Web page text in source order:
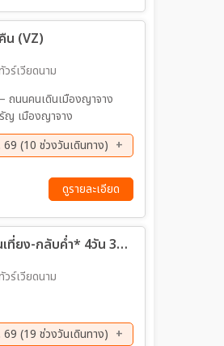
ต.ค. 69 - 26 ต.ค. 69
น (VZ)
วร์เวียดนาม
ถนนคนเดินเมืองญาจาง
ญ เมืองญาจาง
(10 ช่วงวันเดินทาง)
18 ก.ย. 69 - 20 ก.ย. 69
ดูรายละเอียด
ทัวร์เวียดนาม ซุปตาร์...ก็แดดมันร้อน เลยต้องไป ซาปา ฮานอย *บินเที่ยง-กลับค่ำ* 4วัน 3คืน (VN)
วร์เวียดนาม
(19 ช่วงวันเดินทาง)